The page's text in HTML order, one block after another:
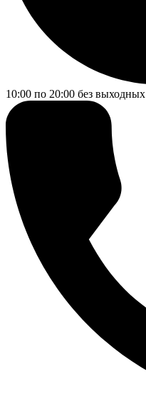
10:00 по 20:00 без выходных